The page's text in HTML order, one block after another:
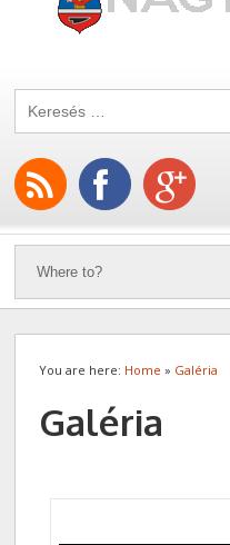
You are here: Home » Galéria
Galéria